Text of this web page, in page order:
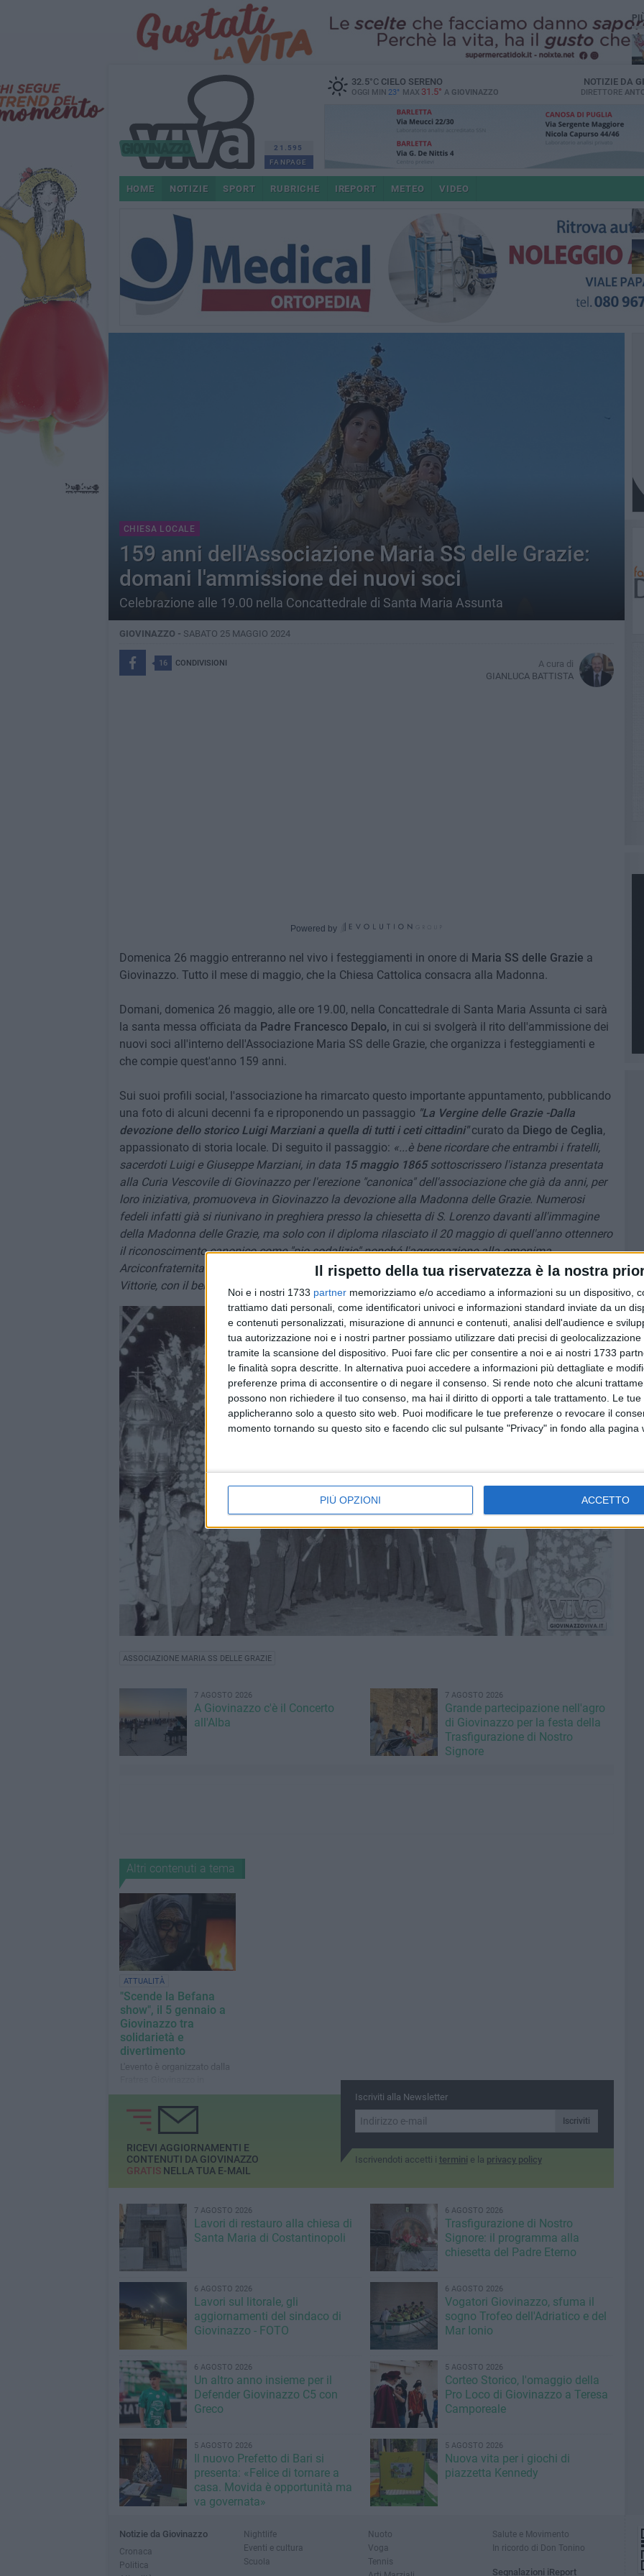
Il rispetto della tua riservatezza è la nostra
Noi e i nostri 1733 partner memorizziamo e/o accediamo a informazioni su un dispositivo,
trattiamo dati personali, come identificatori univoci e informazioni standard inviate da un
e contenuti personalizzati, misurazione di annunci e contenuti, analisi dell'audience e
tua autorizzazione noi e i nostri partner possiamo utilizzare dati precisi di
tramite la scansione del dispositivo. Puoi fare clic per consentire a noi e ai nostri 1733
le finalità sopra descritte. In alternativa puoi accedere a informazioni più dettagliate e
preferenze prima di acconsentire o di negare il consenso. Si rende noto che alcuni
possono non richiedere il tuo consenso, ma hai il diritto di opporti a tale trattamento. Le
applicheranno solo a questo sito web. Puoi modificare le tue preferenze o revocare il
momento tornando su questo sito e facendo clic sul pulsante "Privacy" in fondo alla pagina
PIÙ OPZIONI ACCETTO
21.595
FANPAGE
32.5°CCIELO SERENO
OGGI MIN 23° MAX 31.5° A GIOVINAZZO
NOTIZIE DA
DIRETTORE
HOME NOTIZIE SPORT RUBRICHE IREPORT METEO VIDEO
CHIESA LOCALE
159 anni dell'Associazione Maria SS delle Grazie:
domani l'ammissione dei nuovi soci
Celebrazione alle 19.00 nella Concattedrale di Santa Maria Assunta
GIOVINAZZO - SABATO 25 MAGGIO 2024
16 CONDIVISIONI
A cura di
GIANLUCA BATTISTA
Powered by
Domenica 26 maggio entreranno nel vivo i festeggiamenti in onore di Maria SS delle Grazie a
Giovinazzo. Tutto il mese di maggio, che la Chiesa Cattolica consacra alla Madonna.
Domani, domenica 26 maggio, alle ore 19.00, nella Concattedrale di Santa Maria Assunta ci sarà
la santa messa officiata da Padre Francesco Depalo, in cui si svolgerà il rito dell'ammissione dei
nuovi soci all'interno dell'Associazione Maria SS delle Grazie, che organizza i festeggiamenti e
che compie quest'anno 159 anni.
Sui suoi profili social, l'associazione ha rimarcato questo importante appuntamento, pubblicando
una foto di alcuni decenni fa e riproponendo un passaggio "La Vergine delle Grazie -Dalla
devozione dello storico Luigi Marziani a quella di tutti i ceti cittadini"curato da Diego de Ceglia,
appassionato di storia locale. Di seguito il passaggio: «...è bene ricordare che entrambi i fratelli,
sacerdoti Luigi e Giuseppe Marziani, in data 15 maggio 1865sottoscrissero l'istanza presentata
alla Curia Vescovile di Giovinazzo per l'erezione "canonica" dell'associazione che già da anni, per
loro iniziativa, promuoveva in Giovinazzo la devozione alla Madonna delle Grazie. Numerosi
fedeli infatti già si riunivano in preghiera presso la chiesetta di S. Lorenzo davanti all'immagine
della Madonna delle Grazie, ma solo con il diploma rilasciato il 20 maggio di quell'anno ottennero
il riconoscimento canonico come "pio sodalizio" nonché l'aggregazione alla omonima
Arciconfraternita madre che aveva la sua sede a Parigi nella chiesa di nostra Signora delle
Vittorie, con il beneficio di godere di maggiori indulgenze in vita e soprattutto dopo la morte».
ASSOCIAZIONE MARIA SS DELLE GRAZIE
7 AGOSTO 2026
A Giovinazzo c'è il Concerto
all'Alba
7 AGOSTO 2026
Grande partecipazione nell'agro
di Giovinazzo per la festa della
Trasfigurazione di Nostro
Signore
Altri contenuti a tema
ATTUALITÀ
"Scende la Befana
show", il 5 gennaio a
Giovinazzo tra
solidarietà e
divertimento
L'evento è organizzato dalla
collaborazione con
l'associazione Maria SS
delle Grazie
Iscriviti alla Newsletter
Iscriviti
Iscrivendoti accetti i termini e la privacy policy
RICEVI AGGIORNAMENTI E
CONTENUTI DA GIOVINAZZO
GRATISNELLA TUA E-MAIL
7 AGOSTO 2026
Lavori di restauro alla chiesa di
Santa Maria di Costantinopoli
6 AGOSTO 2026
Trasfigurazione di Nostro
Signore: il programma alla
chiesetta del Padre Eterno
6 AGOSTO 2026
Lavori sul litorale, gli
aggiornamenti del sindaco di
Giovinazzo - FOTO
6 AGOSTO 2026
Vogatori Giovinazzo, sfuma il
sogno Trofeo dell'Adriatico e del
Mar Ionio
6 AGOSTO 2026
Un altro anno insieme per il
Defender Giovinazzo C5 con
Greco
5 AGOSTO 2026
Corteo Storico, l'omaggio della
Pro Loco di Giovinazzo a Teresa
Camporeale
5 AGOSTO 2026
Il nuovo Prefetto di Bari si
presenta: «Felice di tornare a
casa. Movida è opportunità ma
va governata»
5 AGOSTO 2026
Nuova vita per i giochi di
piazzetta Kennedy
Notizie da Giovinazzo
Cronaca
Politica
Nightlife
Eventi e cultura
Scuola
Nuoto
Voga
Tennis
Salute e Movimento
In ricordo di Don Tonino
Segnalazioni iReport